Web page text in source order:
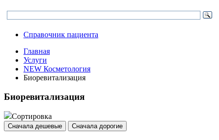
Справочник пациента
Главная
Услуги
NEW Косметология
Биоревитализация
Биоревитализация
Сортировка
Сначала дешевые Сначала дорогие